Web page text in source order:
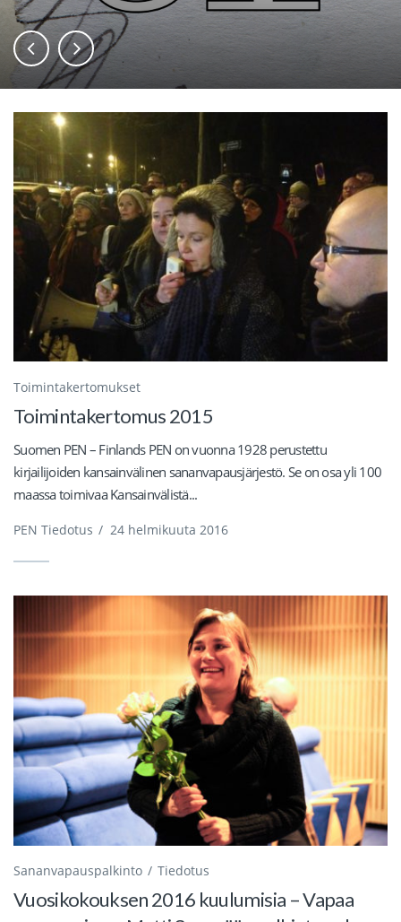
Toimintakertomukset
Toimintakertomus 2015
Suomen PEN – Finlands PEN on vuonna 1928 perustettu
kirjailijoiden kansainvälinen sananvapausjärjestö. Se on osa yli 100
maassa toimivaa Kansainvälistä...
PEN Tiedotus / 24 helmikuuta 2016
Sananvapauspalkinto Tiedotus
Vuosikokouksen 2016 kuulumisia – Vapaa